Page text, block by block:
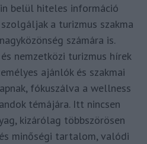
belül hiteles információ
a turizmus szakma
számára is.
nemzetközi turizmus hírek
ajánlók és szakmai
fókuszálva a wellness
témájára. Itt nincsen
kizárólag többszörösen
minőségi tartalom, valódi